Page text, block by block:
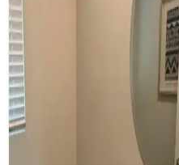
korunurken, mermer ve yeni karo
alternatifler sunar.
Chicago'da Moody Stil
Tasarım ve Fonksiyonel
Chicago'da küçük ve
stil banyo yenileme projesi, koyu
gömme raflarla estetik ve